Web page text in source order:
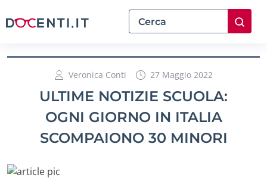
Veronica Conti 27 Maggio 2022
ULTIME NOTIZIE SCUOLA:
OGNI GIORNO IN ITALIA
SCOMPAIONO 30 MINORI